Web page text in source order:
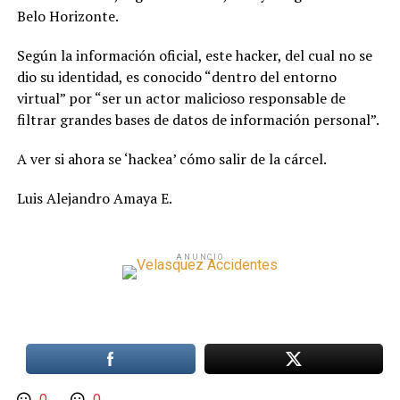
Belo Horizonte.
Según la información oficial, este hacker, del cual no se
dio su identidad, es conocido “dentro del entorno
virtual” por “ser un actor malicioso responsable de
filtrar grandes bases de datos de información personal”.
A ver si ahora se ‘hackea’ cómo salir de la cárcel.
Luis Alejandro Amaya E.
ANUNCIO